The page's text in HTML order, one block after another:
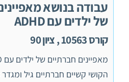
עבודה בנושא
של ילדים עם ADHD
קורס 10563 , ציון 90
הקושי קשיים חברתיים גיל